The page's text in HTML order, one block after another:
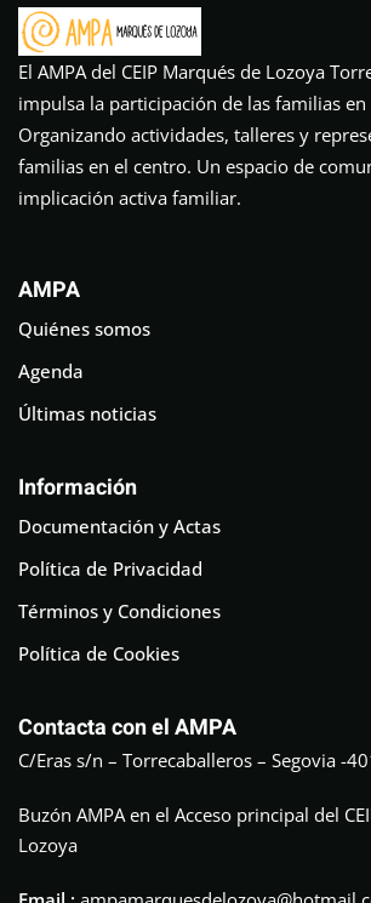
El AMPA del CEIP Marqués de Lozoya
impulsa la participación de las familias en
Organizando actividades, talleres y
familias en el centro. Un espacio de
implicación activa familiar.
AMPA
Quiénes somos
Agenda
Últimas noticias
Información
Documentación y Actas
Política de Privacidad
Términos y Condiciones
Política de Cookies
Contacta con el AMPA
C/Eras s/n – Torrecaballeros – Segovia -
Buzón AMPA en el Acceso principal del
Lozoya